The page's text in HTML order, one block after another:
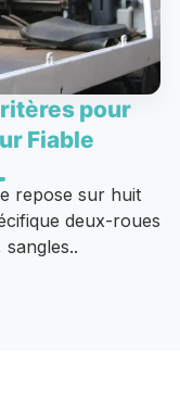
pour
Fiable
repose sur huit
deux-roues